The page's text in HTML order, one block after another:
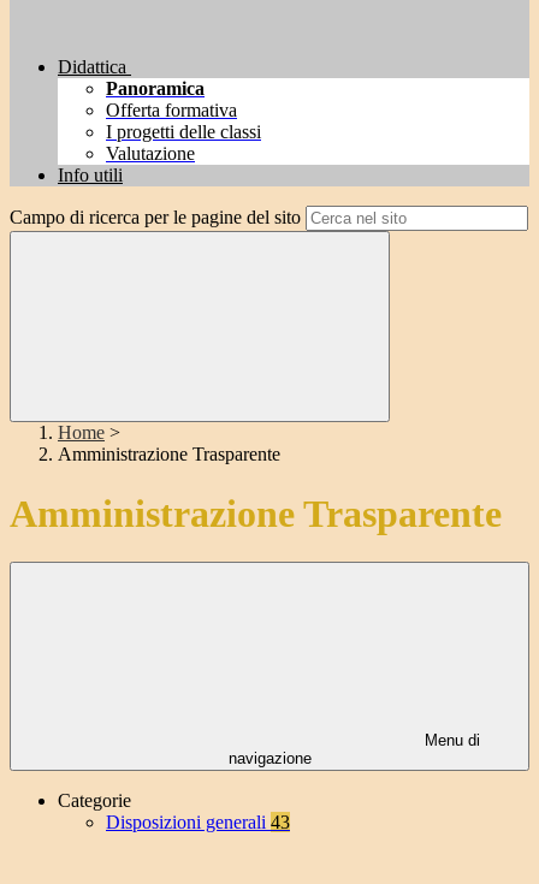
Didattica
Panoramica
Offerta formativa
I progetti delle classi
Valutazione
Info utili
Campo di ricerca per le pagine del sito
Home >
Amministrazione Trasparente
Amministrazione Trasparente
Menu di
navigazione
Categorie
Disposizioni generali 43